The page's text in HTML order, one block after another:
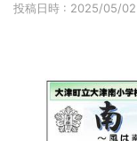
投稿日時 : 2025/05/02